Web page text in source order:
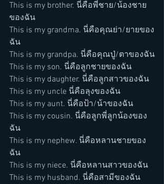
This is my brother. นี่คือพี่ชาย/น้องชาย
ของฉัน
This is my grandma. นี่คือคุณย่า/ยายของ
ฉัน
This is my grandpa. นี่คือคุณปู่/ตาของฉัน
This is my son. นี่คือลูกชายของฉัน
This is my daughter. นี่คือลูกสาวของฉัน
This is my uncle นี่คือลุงของฉัน
This is my aunt. นี่คือป้า/น้าของฉัน
This is my cousin. นี่คือลูกพี่ลูกน้องของ
ฉัน
This is my nephew. นี่คือหลานชายของ
ฉัน
This is my niece. นี่คือหลานสาวของฉัน
This is my husband. นี่คือสามีของฉัน